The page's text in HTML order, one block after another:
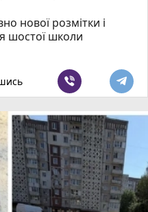
нової розмітки і
шостої школи